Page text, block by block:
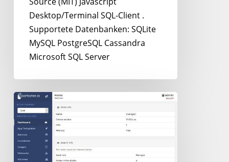
Desktop/Terminal SQL-Client .
Supportete Datenbanken: SQLite
MySQL PostgreSQL Cassandra
Microsoft SQL Server
Portainer
Next
Level
Shit